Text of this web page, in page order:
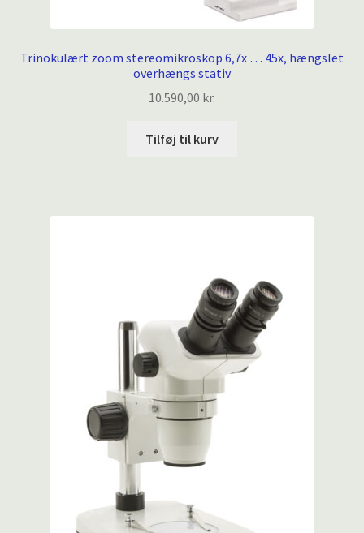
Trinokulært zoom stereomikroskop 6,7x … 45x, hængslet
overhængs stativ
10.590,00 kr.
Tilføj til kurv